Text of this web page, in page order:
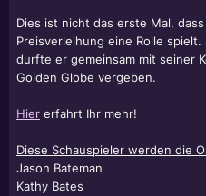
Dies ist nicht das erste Mal,
Preisverleihung eine Rolle
durfte er gemeinsam mit seiner
Golden Globe vergeben.
Hier erfahrt Ihr mehr!
Diese Schauspieler werden die
Jason Bateman
Kathy Bates